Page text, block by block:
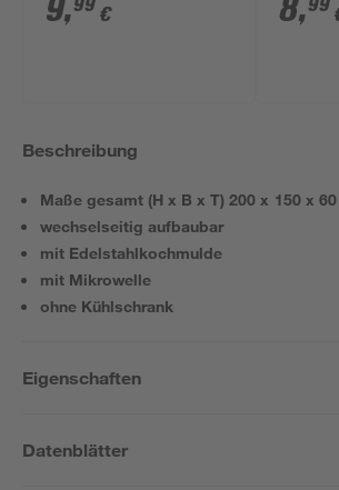
9,99 € 8,99
Beschreibung
Maße gesamt (H x B x T) 200 x 150 x
wechselseitig aufbaubar
mit Edelstahlkochmulde
mit Mikrowelle
ohne Kühlschrank
Eigenschaften
Datenblätter